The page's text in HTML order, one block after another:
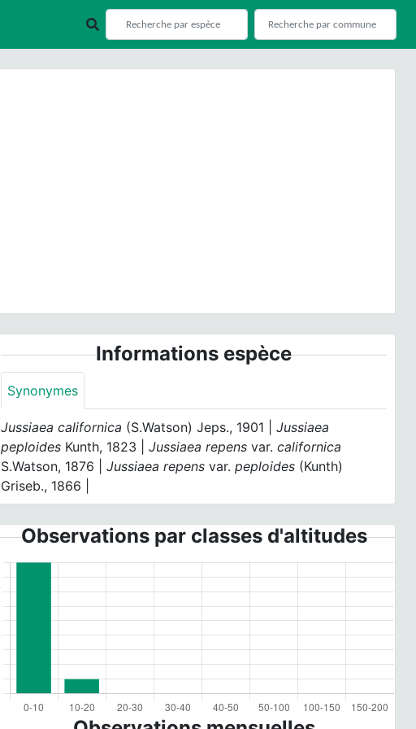
Informations espèce
Synonymes
Jussiaea californica (S.Watson) Jeps., 1901 |Jussiaea
peploides Kunth, 1823 |Jussiaea repensvar. californica
S.Watson, 1876 |Jussiaea repensvar. peploides (Kunth)
Griseb., 1866 |
Observations par classes d'altitudes